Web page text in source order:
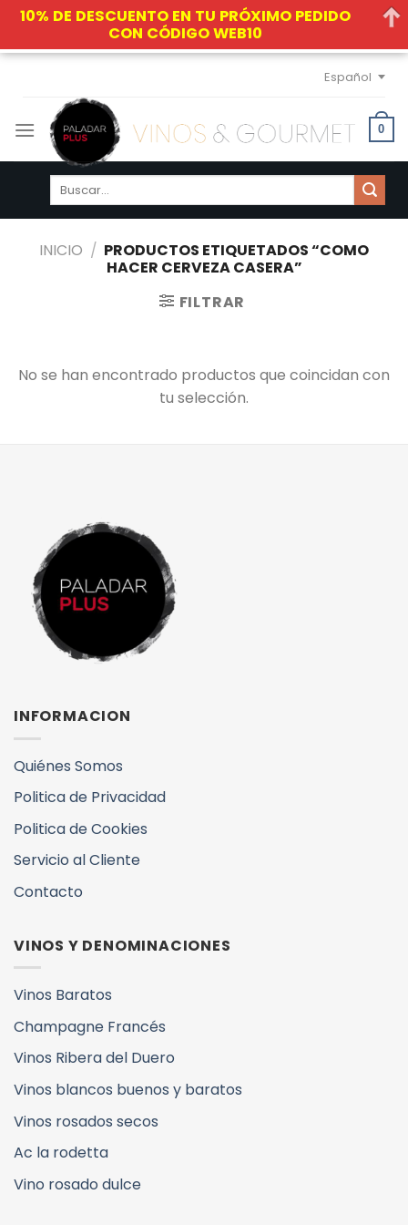
Skip
content
Español
0
Buscar
INICIO / PRODUCTOS ETIQUETADOS “COMO
HACER CERVEZA CASERA”
FILTRAR
No se han encontrado productos que coincidan con
tu selección.
INFORMACION
Quiénes Somos
Politica de Privacidad
Politica de Cookies
Servicio al Cliente
Contacto
VINOS Y DENOMINACIONES
Vinos Baratos
Champagne Francés
Vinos Ribera del Duero
Vinos blancos buenos y baratos
Vinos rosados secos
Ac la rodetta
Vino rosado dulce
10% DE DESCUENTO EN TU PRÓXIMO PEDIDO
CON CÓDIGO WEB10